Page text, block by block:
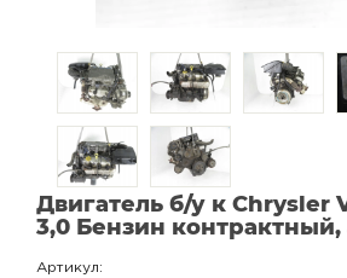
Двигатель б/у к Chrysler
3,0 Бензин контрактный,
Артикул: